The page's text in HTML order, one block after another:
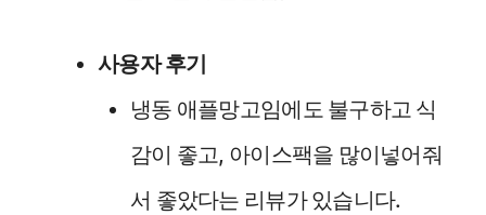
사용자 후기
냉동 애플망고임에도 불구하고 식
감이 좋고, 아이스팩을 많이넣어줘
서 좋았다는 리뷰가 있습니다.